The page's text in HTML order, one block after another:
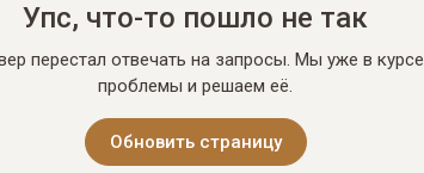
Упс, что-то пошло не так
перестал отвечать на запросы. Мы уже в курсе
проблемы и решаем её.
Обновить страницу